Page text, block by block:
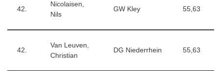
42.
Nicolaisen,
Nils
GW Kley 55,63
42.
Van Leuven,
Christian
DG Niederrhein 55,63